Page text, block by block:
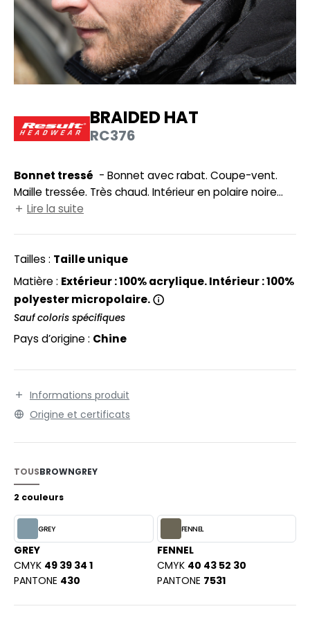
DE SERIE
VISIBILITE
MODULABLES
DE MAISON
LABEL / TEAR AWAY
SHOPPING
YOUR BRAND
SI ON L'APPELAIT FRANCIS
HALES
ROW
OF THE LOOM
OF THE LOOM VINTAGE
BRAIDED HAT
RC376
Bonnet tressé
Maille tressée. Très chaud. Intérieur en polaire noire
Polartherm™.
Lire la suite
Tailles : Taille unique
Matière : Extérieur : 100% acrylique. Intérieur : 100%
polyester micropolaire.
Sauf coloris spécifiques
Pays d’origine : Chine
Informations produit
Origine et certificats
TOUSBROWNGREY
2 couleurs
GREY
GREY
CMYK 49 39 34 1
PANTONE 430
FENNEL
FENNEL
CMYK 40 43 52 30
PANTONE 7531